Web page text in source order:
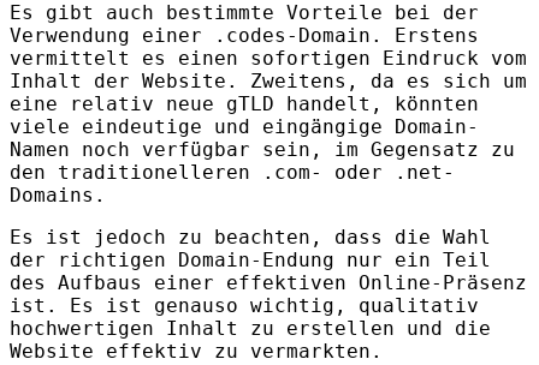
Es gibt auch bestimmte Vorteile bei der
Verwendung einer .codes-Domain. Erstens
vermittelt es einen sofortigen Eindruck vom
Inhalt der Website. Zweitens, da es sich um
eine relativ neue gTLD handelt, könnten
viele eindeutige und eingängige Domain-
Namen noch verfügbar sein, im Gegensatz zu
den traditionelleren .com- oder .net-
Domains.
Es ist jedoch zu beachten, dass die Wahl
der richtigen Domain-Endung nur ein Teil
des Aufbaus einer effektiven Online-Präsenz
ist. Es ist genauso wichtig, qualitativ
hochwertigen Inhalt zu erstellen und die
Website effektiv zu vermarkten.